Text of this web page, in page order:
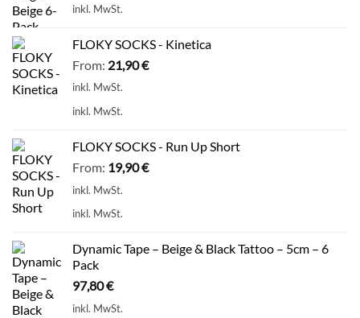
inkl. MwSt.
FLOKY SOCKS - Kinetica
From: 21,90€
inkl. MwSt.
inkl. MwSt.
FLOKY SOCKS - Run Up Short
From: 19,90€
inkl. MwSt.
inkl. MwSt.
Dynamic Tape – Beige & Black Tattoo – 5cm – 6
Pack
97,80€
inkl. MwSt.